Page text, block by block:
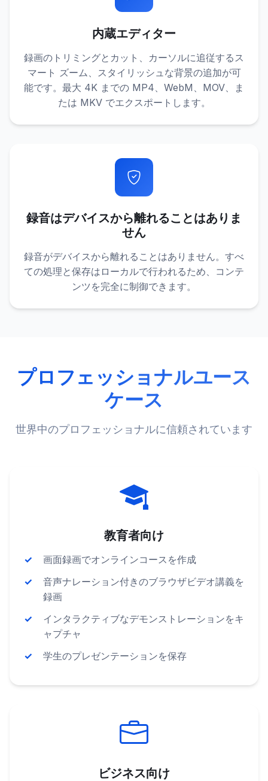
内蔵エディター
録画のトリミングとカット、カーソルに追従するス
マート ズーム、スタイリッシュな背景の追加が可
能です。最大 4K までの MP4、WebM、MOV、ま
たは MKV でエクスポートします。
録音はデバイスから離れることはありま
せん
録音がデバイスから離れることはありません。すべ
ての処理と保存はローカルで行われるため、コンテ
ンツを完全に制御できます。
プロフェッショナルユース
ケース
世界中のプロフェッショナルに信頼されています
教育者向け
画面録画でオンラインコースを作成
音声ナレーション付きのブラウザビデオ講義を
録画
インタラクティブなデモンストレーションをキ
ャプチャ
学生のプレゼンテーションを保存
ビジネス向け